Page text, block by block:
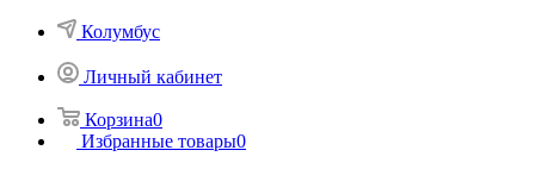
Колумбус
Личный кабинет
Корзина0
Избранные товары0